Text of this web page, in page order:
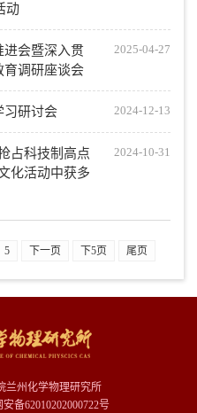
动
进会暨深入贯
育调研座谈会
2025-04-27
习研讨会 2024-12-13
占科技制高点
化活动中获多
2024-10-31
5 下一页 下5页 尾页
兰州化学物理研究所
备62010202000722号